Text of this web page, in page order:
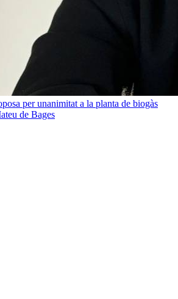
per unanimitat a la planta de biogàs
de Bages